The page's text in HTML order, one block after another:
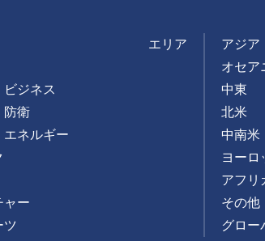
ビジネス
防衛
エネルギー
ャー
ツ
エリア
アジア
オセア
中東
北米
中南米
ヨーロ
アフリ
その他
グロー